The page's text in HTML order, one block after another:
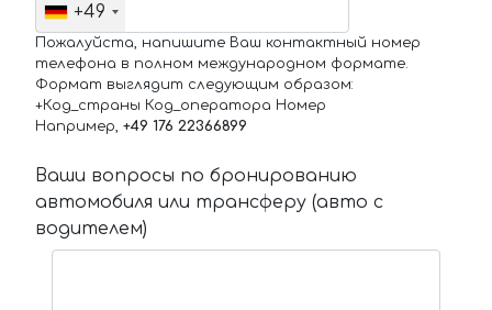
+49
Пожалуйста, напишите Ваш контактный номер
телефона в полном международном формате.
Формат выглядит следующим образом:
+Код_страны Код_оператора Номер
Например, +49 176 22366899
Ваши вопросы по бронированию
автомобиля или трансферу (авто с
водителем)